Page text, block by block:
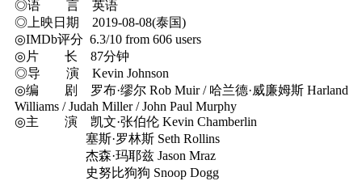
◎语 言 英语
◎上映日期 2019-08-08(泰国)
◎IMDb评分 6.3/10 from 606 users
◎片 长 87分钟
◎导 演 Kevin Johnson
◎编 剧 罗布·缪尔 Rob Muir / 哈兰德·威廉姆斯 Harland
Williams / Judah Miller / John Paul Murphy
◎主 演 凯文·张伯伦 Kevin Chamberlin
塞斯·罗林斯 Seth Rollins
杰森·玛耶兹 Jason Mraz
史努比狗狗 Snoop Dogg